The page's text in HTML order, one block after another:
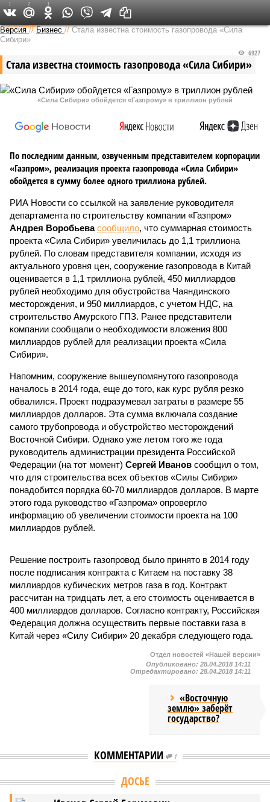
Федеральный выпуск
Версия //Бизнес //Стала известна стоимость газопровода «Сила
Сибири»
Стала известна стоимость газопровода «Сила Сибири»
6927
«Сила Сибири» обойдется «Газпрому» в триллион рублей
По последним данным, озвученным представителем корпорации
«Газпром», реализация проекта газопровода «Сила Сибири»
обойдется в сумму более одного триллиона рублей.
РИА Новости со ссылкой на заявление руководителя
департамента по строительству компании «Газпром»
Андрея Воробьева сообщило, что суммарная стоимость
проекта «Сила Сибири» увеличилась до 1,1 триллиона
рублей. По словам представителя компании, исходя из
актуального уровня цен, сооружение газопровода в Китай
оценивается в 1,1 триллиона рублей, 450 миллиардов
рублей необходимо для обустройства Чаяндинского
месторождения, и 950 миллиардов, с учетом НДС, на
строительство Амурского ГПЗ. Ранее представители
компании сообщали о необходимости вложения 800
миллиардов рублей для реализации проекта «Сила
Сибири».
Напомним, сооружение вышеупомянутого газопровода
началось в 2014 года, еще до того, как курс рубля резко
обвалился. Проект подразумевал затраты в размере 55
миллиардов долларов. Эта сумма включала создание
самого трубопровода и обустройство месторождений
Восточной Сибири. Однако уже летом того же года
руководитель администрации президента Российской
Федерации (на тот момент) Сергей Иванов сообщил о том,
что для строительства всех объектов «Силы Сибири»
понадобится порядка 60-70 миллиардов долларов. В марте
этого года руководство «Газпрома» опровергло
информацию об увеличении стоимости проекта на 100
миллиардов рублей.
Решение построить газопровод было принято в 2014 году
после подписания контракта с Китаем на поставку 38
миллиардов кубических метров газа в год. Контракт
рассчитан на тридцать лет, а его стоимость оценивается в
400 миллиардов долларов. Согласно контракту, Российская
Федерация должна осуществить первые поставки газа в
Китай через «Силу Сибири» 20 декабря следующего года.
1 2 1
Отдел новостей «Нашей версии»
Опубликовано: 28.04.2018 14:11
Отредактировано: 28.04.2018 14:11
«Восточную
землю» заберёт
государство?
КОММЕНТАРИИ 1
Версия //Общество //Земля уже не раз показывала человечеству свой
крутой нрав – когда покажет снова?